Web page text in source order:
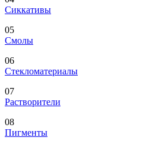
Сиккативы
05
Смолы
06
Стекломатериалы
07
Растворители
08
Пигменты